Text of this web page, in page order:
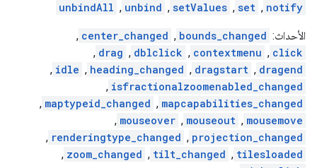
notify
,
set
,
setValues
,
unbind
,
unbindAll
الأحداث: bounds_changed
,
center_changed
,
click
,
contextmenu
,
dblclick
,
drag
,
dragend
,
dragstart
,
heading_changed
,
idle
,
isfractionalzoomenabled_changed
,
mapcapabilities_changed
,
maptypeid_changed
,
mousemove
,
mouseout
,
mouseover
,
projection_changed
,
renderingtype_changed
,
tilesloaded
,
tilt_changed
,
zoom_changed
,